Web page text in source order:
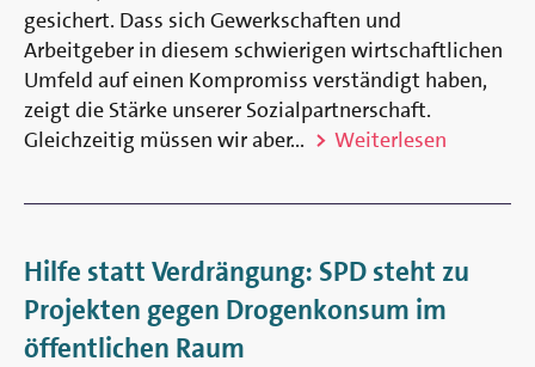
gesichert. Dass sich Gewerkschaften und
Arbeitgeber in diesem schwierigen wirtschaftlichen
Umfeld auf einen Kompromiss verständigt haben,
zeigt die Stärke unserer Sozialpartnerschaft.
Gleichzeitig müssen wir aber...
Weiterlesen
Hilfe statt Verdrängung: SPD steht zu
Projekten gegen Drogenkonsum im
öffentlichen Raum